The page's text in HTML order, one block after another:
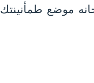
موضع طمأنينتك